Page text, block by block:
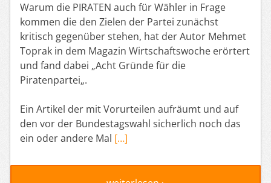
Warum die PIRATEN auch für Wähler in Frage
kommen die den Zielen der Partei zunächst
kritisch gegenüber stehen, hat der Autor Mehmet
Toprak in dem Magazin Wirtschaftswoche erörtert
und fand dabei „Acht Gründe für die
Piratenpartei„.
Ein Artikel der mit Vorurteilen aufräumt und auf
den vor der Bundestagswahl sicherlich noch das
ein oder andere Mal […]